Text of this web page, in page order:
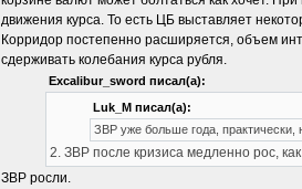
движения курса. То есть ЦБ выставляет
Корридор постепенно расширяется, объем
сдерживать колебания курса рубля.
Excalibur_sword писал(а):
Luk_M писал(а):
ЗВР уже больше года,
2. ЗВР после кризиса медленно рос,
ЗВР росли.